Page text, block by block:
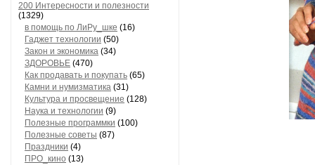
200 Интересности и полезности
(1329)
в помощь по ЛиРу_шке (16)
Гаджет технологии (50)
Закон и экономика (34)
ЗДОРОВЬЕ (470)
Как продавать и покупать (65)
Камни и нумизматика (31)
Культура и просвещение (128)
Наука и технологии (9)
Полезные программки (100)
Полезные советы (87)
Праздники (4)
ПРО_кино (13)